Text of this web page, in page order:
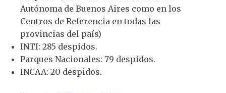
Autónoma de Buenos Aires como en los
Centros de Referencia en todas las
provincias del país)
INTI: 285 despidos.
Parques Nacionales: 79 despidos.
INCAA: 20 despidos.